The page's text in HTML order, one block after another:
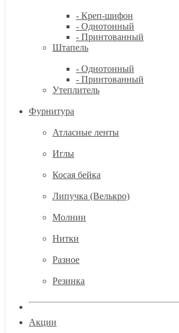
- Креп-шифон
- Однотонный
- Принтованный
Штапель
- Однотонный
- Принтованный
Утеплитель
Фурнитура
Атласные ленты
Иглы
Косая бейка
Липучка (Велькро)
Молнии
Нитки
Разное
Резинка
Акции